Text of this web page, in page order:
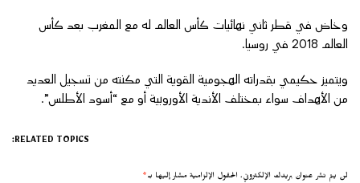
وخاض في قطر ثاني نهائيات كأس العالم له مع المغرب بعد كأس
العالم 2018 في روسيا.
ويتميز حكيمي بقدراته الهجومية القوية التي مكنته من تسجيل العديد
من الأهداف سواء بمختلف الأندية الأوروبية أو مع “أسود الأطلس”.
RELATED TOPICS:
لن يتم نشر عنوان بريدك الإلكتروني. الحقول الإلزامية مشار إليها بـ*